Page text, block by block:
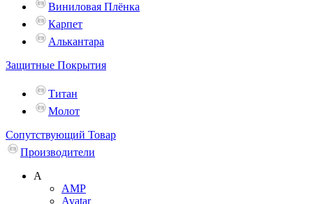
Виниловая Плёнка
Карпет
Алькантара
Защитные Покрытия
Титан
Молот
Сопутствующий Товар
Производители
A
AMP
Avatar